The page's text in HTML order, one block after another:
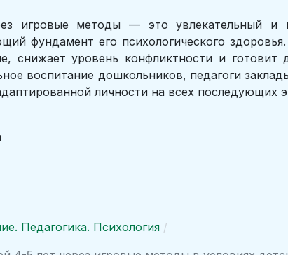
игровые методы — это увлекательный и
фундамент его психологического
снижает уровень конфликтности и
воспитание дошкольников, педагоги
личности на всех последующих
Педагогика. Психология